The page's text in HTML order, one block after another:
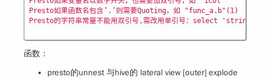
Presto如果函数名包含’.’则需要Quoting，如 "func_a.b"(1)
函数：
presto的unnest 与hive的 lateral view [outer] explode